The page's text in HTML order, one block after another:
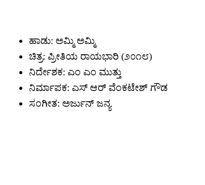
ಹಾಡು: ಅಮ್ಮಿ ಅಮ್ಮಿ
ಚಿತ್ರ: ಪ್ರೀತಿಯ ರಾಯಭಾರಿ (೨೦೧೮)
ನಿರ್ದೇಶಕ: ಎಂ ಎಂ ಮುತ್ತು
ನಿರ್ಮಾಪಕ: ಎಸ್ ಆರ್ ವೆಂಕಟೇಶ್ ಗೌಡ
ಸಂಗೀತ: ಅರ್ಜುನ್ ಜನ್ಯ